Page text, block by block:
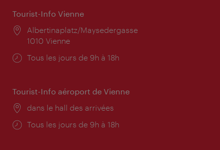
Tourist-Info Vienne
Lieu:
Albertinaplatz/Maysedergasse
1010 Vienne
Horaires
Tous les jours de 9h à 18h
Tourist-Info aéroport de Vienne
Lieu:
dans le hall des arrivées
Horaires
Tous les jours de 9h à 18h